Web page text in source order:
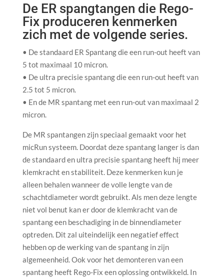
De ER spangtangen die Rego-
Fix produceren kenmerken
zich met de volgende series.
• De standaard ER Spantang die een run-out heeft van
5 tot maximaal 10 micron.
• De ultra precisie spantang die een run-out heeft van
2.5 tot 5 micron.
• En de MR spantang met een run-out van maximaal 2
micron.
De MR spantangen zijn speciaal gemaakt voor het
micRun systeem. Doordat deze spantang langer is dan
de standaard en ultra precisie spantang heeft hij meer
klemkracht en stabiliteit. Deze kenmerken kun je
alleen behalen wanneer de volle lengte van de
schachtdiameter wordt gebruikt. Als men deze lengte
niet vol benut kan er door de klemkracht van de
spantang een beschadiging in de binnendiameter
optreden. Dit zal uiteindelijk een negatief effect
hebben op de werking van de spantang in zijn
algemeenheid. Ook voor het demonteren van een
spantang heeft Rego-Fix een oplossing ontwikkeld. In